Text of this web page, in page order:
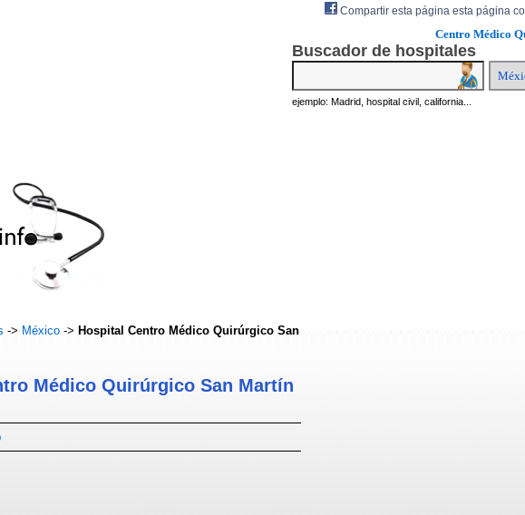
Centro Médico
Buscador de hospitales
ejemplo: Madrid, hospital civil, california...
-> México -> Hospital Centro Médico Quirúrgico San
Médico Quirúrgico San Martín
Compartir esta página esta página